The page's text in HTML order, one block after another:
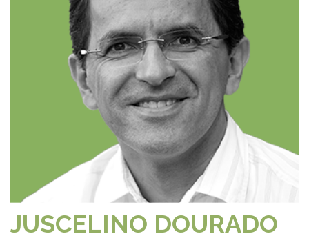
JUSCELINO DOURADO